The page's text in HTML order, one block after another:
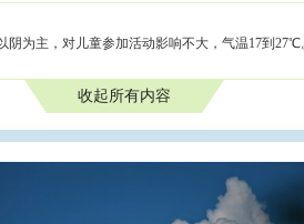
阴为主，对儿童参加活动影响不大，气温17到27℃
收起所有内容